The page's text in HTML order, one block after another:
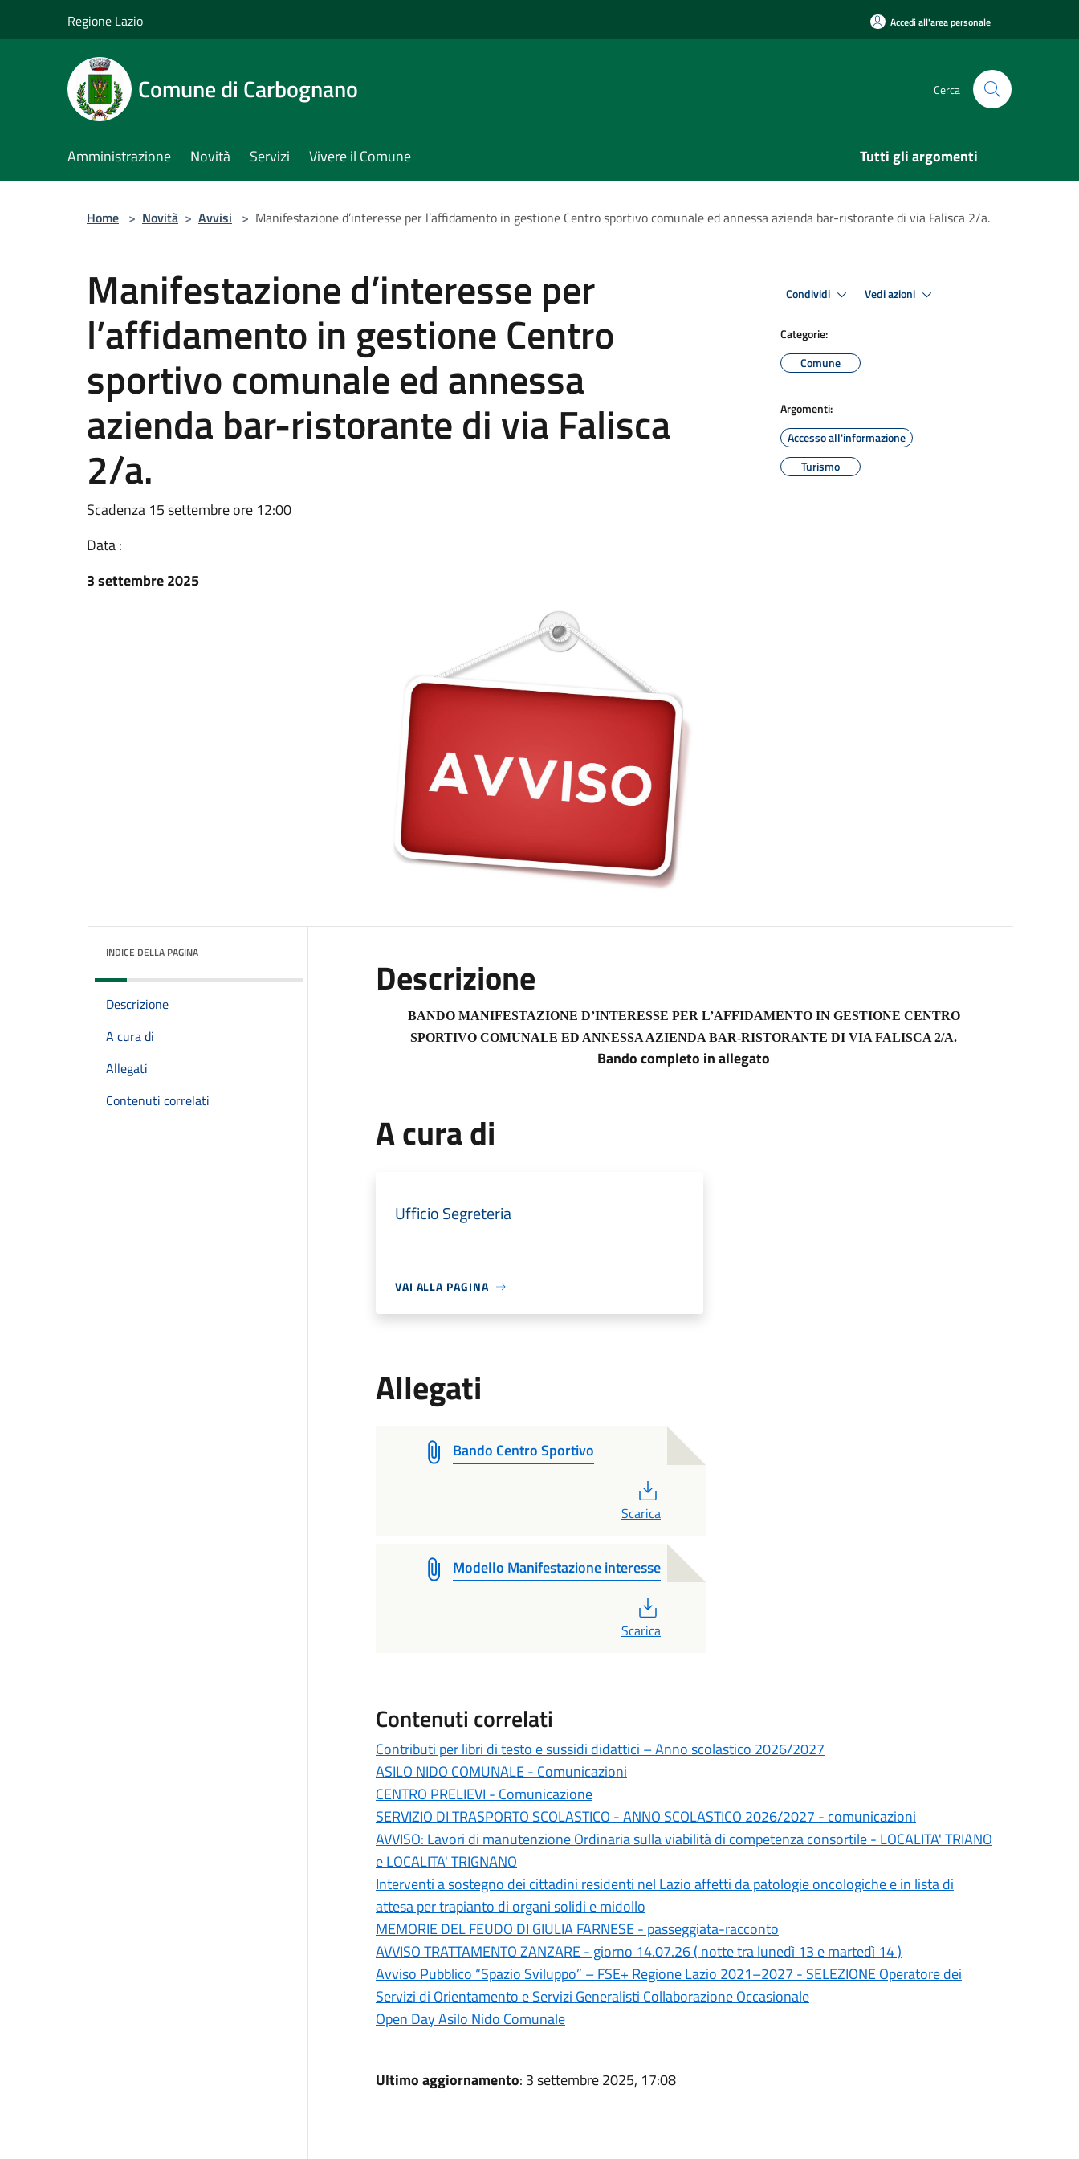
Regione Lazio Accedi all'area personale
Comune di Carbognano Cerca
Amministrazione Novità Servizi Vivere il Comune Tutti gli argomenti
Home > Novità > Avvisi > Manifestazione d’interesse per l’affidamento in gestione Centro sportivo comunale ed annessa azienda bar-ristorante di via Falisca 2/a.
Manifestazione d’interesse per
l’affidamento in gestione Centro
sportivo comunale ed annessa
azienda bar-ristorante di via Falisca
2/a.
Scadenza 15 settembre ore 12:00
Data :
3 settembre 2025
Condividi Vedi azioni
Categorie:
Comune
Argomenti:
Accesso all'informazione
Turismo
INDICE DELLA PAGINA
Descrizione
A cura di
Allegati
Contenuti correlati
Descrizione
BANDO MANIFESTAZIONE D’INTERESSE PER L’AFFIDAMENTO IN GESTIONE CENTRO
SPORTIVO COMUNALE ED ANNESSA AZIENDA BAR-RISTORANTE DI VIA FALISCA 2/A.
Bando completo in allegato
A cura di
Ufficio Segreteria
VAI ALLA PAGINA
Allegati
Bando Centro Sportivo
Scarica
Modello Manifestazione interesse
Scarica
Contenuti correlati
Contributi per libri di testo e sussidi didattici – Anno scolastico 2026/2027
ASILO NIDO COMUNALE - Comunicazioni
CENTRO PRELIEVI - Comunicazione
SERVIZIO DI TRASPORTO SCOLASTICO - ANNO SCOLASTICO 2026/2027 - comunicazioni
AVVISO: Lavori di manutenzione Ordinaria sulla viabilità di competenza consortile - LOCALITA' TRIANO
e LOCALITA' TRIGNANO
Interventi a sostegno dei cittadini residenti nel Lazio affetti da patologie oncologiche e in lista di
attesa per trapianto di organi solidi e midollo
MEMORIE DEL FEUDO DI GIULIA FARNESE - passeggiata-racconto
AVVISO TRATTAMENTO ZANZARE - giorno 14.07.26 ( notte tra lunedì 13 e martedì 14 )
Avviso Pubblico “Spazio Sviluppo” – FSE+ Regione Lazio 2021–2027 - SELEZIONE Operatore dei
Servizi di Orientamento e Servizi Generalisti Collaborazione Occasionale
Open Day Asilo Nido Comunale
Ultimo aggiornamento: 3 settembre 2025, 17:08